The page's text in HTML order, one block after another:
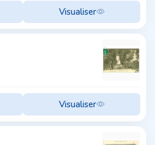
Visualiser
Visualiser